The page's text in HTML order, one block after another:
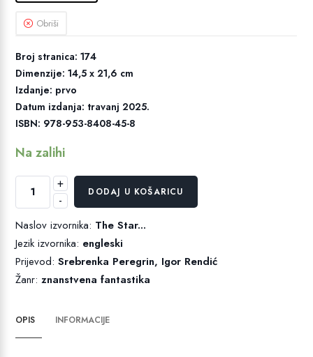
Obriši
Broj stranica: 174
Dimenzije: 14,5 x 21,6 cm
Izdanje: prvo
Datum izdanja: travanj 2025.
ISBN: 978-953-8408-45-8
Na zalihi
-
Zvijezda
+
DODAJ U KOŠARICU
Naslov izvornika: The Star...
Jezik izvornika: engleski
Prijevod:Srebrenka Peregrin, Igor Rendić
Žanr:znanstvena fantastika
OPIS INFORMACIJE